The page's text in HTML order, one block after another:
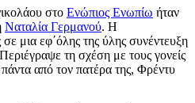
στο Ενώπιος Ενωπίω ήταν
Ναταλία Γερμανού. Η
μια εφ΄όλης της ύλης συνέντευξη
τη σχέση με τους γονείς
πάντα από τον πατέρα της, Φρέντυ